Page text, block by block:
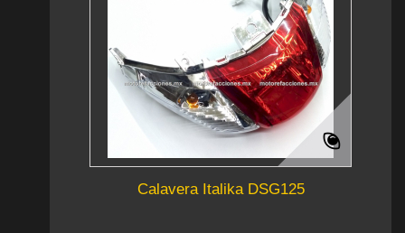
Calavera Italika DSG125